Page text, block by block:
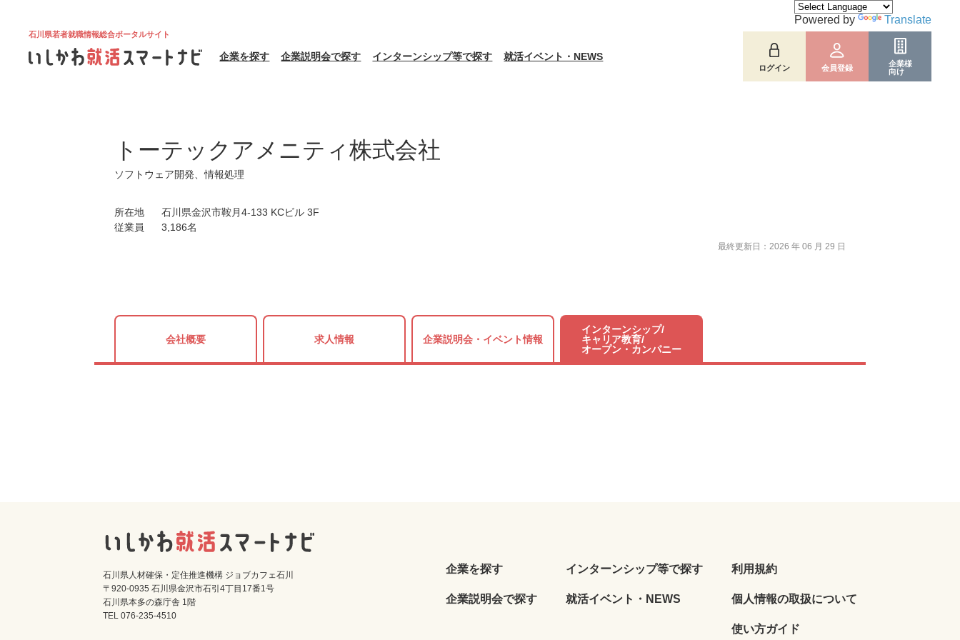
石川県若者就職情報総合ポータルサイト
企業を探す 企業説明会で探す インターンシップ等で探す 就活イベント・NEWS
ログイン 会員登録
企業様
向け
Powered by Translate
トーテックアメニティ株式会社
ソフトウェア開発、情報処理
所在地
石川県金沢市鞍月4-133 KCビル 3F
従業員
3,186名
最終更新日：2026 年 06 月 29 日
会社概要 求人情報 企業説明会・ イベント情報
インターンシップ/
キャリア教育/
オープン・カンパニー
石川県人材確保・定住推進機構 ジョブカフェ石川
〒920-0935 石川県金沢市石引4丁目17番1号
石川県本多の森庁舎 1階
TEL 076-235-4510
企業を探す
企業説明会で探す
インターンシップ等で探す
就活イベント・NEWS
利用規約
個人情報の取扱について
使い方ガイド